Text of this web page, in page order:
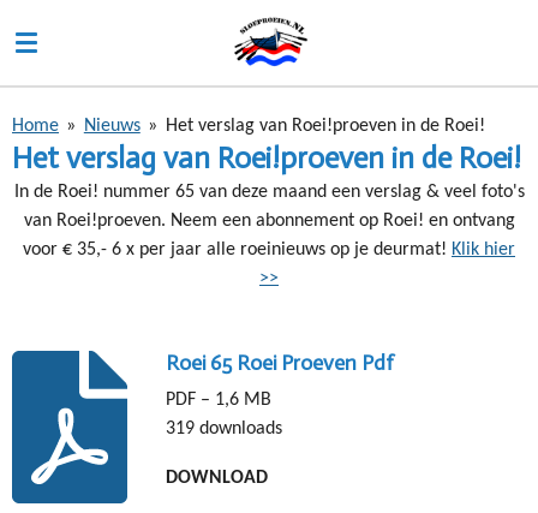
direct
naar
hoofdinhoud
Home » Nieuws » Het verslag van Roei!proeven in de Roei!
Het verslag van Roei!proeven in de Roei!
In de Roei! nummer 65 van deze maand een verslag & veel foto's
van Roei!proeven. Neem een abonnement op Roei! en ontvang
voor € 35,- 6 x per jaar alle roeinieuws op je deurmat! Klik hier
>>
Roei 65 Roei Proeven Pdf
PDF – 1,6 MB
319 downloads
DOWNLOAD